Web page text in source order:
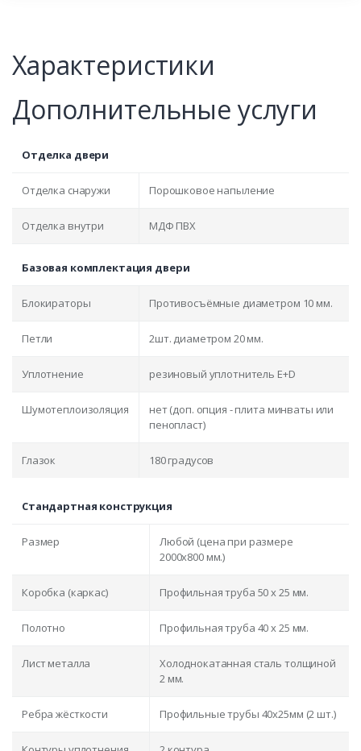
Характеристики
Дополнительные услуги
Отделка двери
Отделка снаружи Порошковое напыление
Отделка внутри МДФ ПВХ
Базовая комплектация двери
Блокираторы Противосъёмные диаметром 10 мм.
Петли 2шт. диаметром 20 мм.
Уплотнение резиновый уплотнитель E+D
Шумотеплоизоляция
нет (доп. опция - плита минваты или
пенопласт)
Глазок 180 градусов
Стандартная конструкция
Размер
Любой (цена при размере
2000x800 мм.)
Коробка (каркас) Профильная труба 50 х 25 мм.
Полотно Профильная труба 40 х 25 мм.
Лист металла
Холоднокатанная сталь толщиной
2 мм.
Ребра жёсткости Профильные трубы 40х25мм (2 шт.)